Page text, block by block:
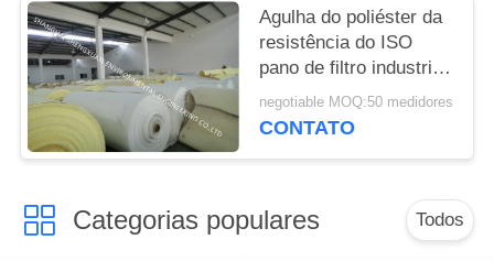
Agulha do poliéster da
resistência do ISO
pano de filtro industrial
da hidro
negotiable MOQ:50 medidores
CONTATO
Categorias populares Todos